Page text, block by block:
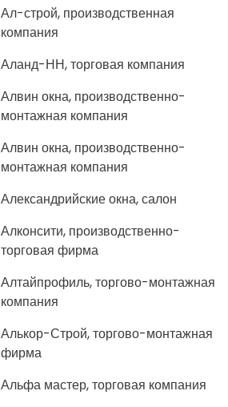
Ал-строй, производственная
компания
Аланд-НН, торговая компания
Алвин окна, производственно-
монтажная компания
Алвин окна, производственно-
монтажная компания
Александрийские окна, салон
Алконсити, производственно-
торговая фирма
Алтайпрофиль, торгово-монтажная
компания
Алькор-Строй, торгово-монтажная
фирма
Альфа мастер, торговая компания